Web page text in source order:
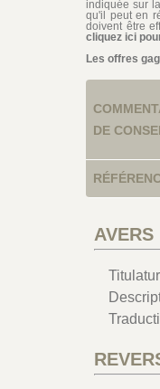
indiquée sur
qu'il peut en
doivent être
cliquez ici
Les offres
DE
AVERS